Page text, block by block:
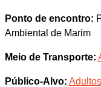
Ponto de encontro:
Ambiental de Marim
Meio de Transporte:
Público-Alvo: Adultos